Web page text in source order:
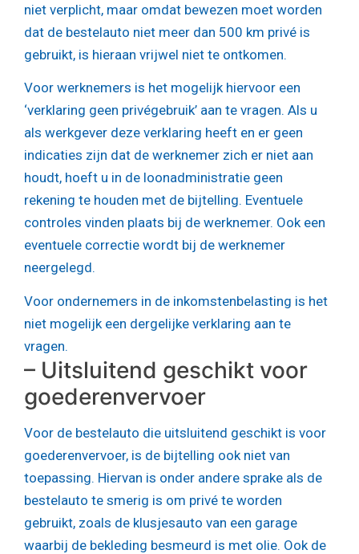
niet verplicht, maar omdat bewezen moet worden
dat de bestelauto niet meer dan 500 km privé is
gebruikt, is hieraan vrijwel niet te ontkomen.
Voor werknemers is het mogelijk hiervoor een
‘verklaring geen privégebruik’ aan te vragen. Als u
als werkgever deze verklaring heeft en er geen
indicaties zijn dat de werknemer zich er niet aan
houdt, hoeft u in de loonadministratie geen
rekening te houden met de bijtelling. Eventuele
controles vinden plaats bij de werknemer. Ook een
eventuele correctie wordt bij de werknemer
neergelegd.
Voor ondernemers in de inkomstenbelasting is het
niet mogelijk een dergelijke verklaring aan te
vragen.
– Uitsluitend geschikt voor
goederenvervoer
Voor de bestelauto die uitsluitend geschikt is voor
goederenvervoer, is de bijtelling ook niet van
toepassing. Hiervan is onder andere sprake als de
bestelauto te smerig is om privé te worden
gebruikt, zoals de klusjesauto van een garage
waarbij de bekleding besmeurd is met olie. Ook de